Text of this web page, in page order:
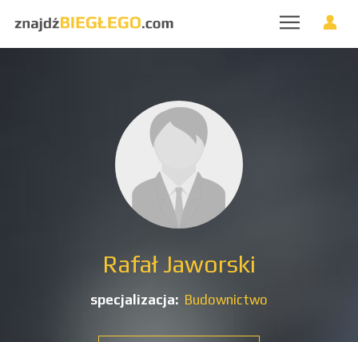
Rafał Jaworski
specjalizacja: Budownictwo